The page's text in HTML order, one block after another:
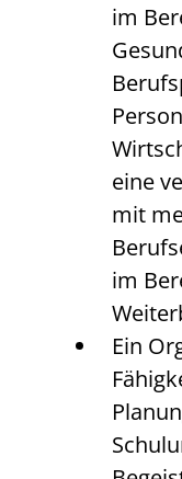
im
eine
mit
im
Ein